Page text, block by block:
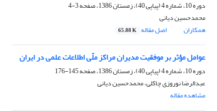
دوره 10، شماره 4 (پیاپی 40)، زمستان 1386، صفحه
3-4
محمدحسین دیانی
همکاران
اصل مقاله 65.88 K
عوامل مؤثر بر موفقیت مدیران مراکز ملّی اطلاعات علمی در ایران
دوره 10، شماره 4 (پیاپی 40)، زمستان 1386، صفحه
145-176
عبدالرضا نوروزی چاکلی، محمدحسین دیانی
مشاهده مقاله